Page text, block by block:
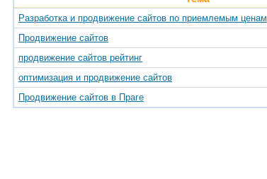
Разработка и продвижение сайтов по приемлемым ценам
Продвижение сайтов
продвижение сайтов рейтинг
оптимизация и продвижение сайтов
Продвижение сайтов в Праге